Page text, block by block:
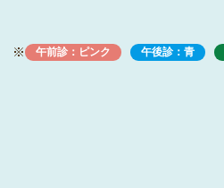
※ 午前診：ピンク 午後診：青